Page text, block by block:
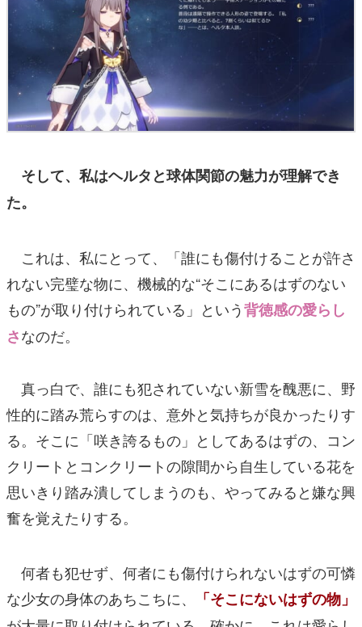
そして、私はヘルタと球体関節の魅力が理解でき
た。
これは、私にとって、「誰にも傷付けることが許さ
れない完璧な物に、機械的な“そこにあるはずのない
もの”が取り付けられている」という背徳感の愛らし
さなのだ。
真っ白で、誰にも犯されていない新雪を醜悪に、野
性的に踏み荒らすのは、意外と気持ちが良かったりす
る。そこに「咲き誇るもの」としてあるはずの、コン
クリートとコンクリートの隙間から自生している花を
思いきり踏み潰してしまうのも、やってみると嫌な興
奮を覚えたりする。
何者も犯せず、何者にも傷付けられないはずの可憐
な少女の身体のあちこちに、
「そこにないはずの物」